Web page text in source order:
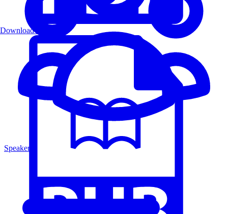
Speakers
Download PDF